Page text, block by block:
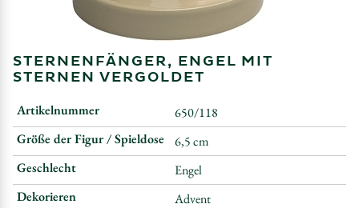
STERNENFÄNGER, ENGEL MIT
STERNEN VERGOLDET
Artikelnummer
650/118
Größe der Figur / Spieldose
6,5 cm
Geschlecht
Engel
Dekorieren
Advent